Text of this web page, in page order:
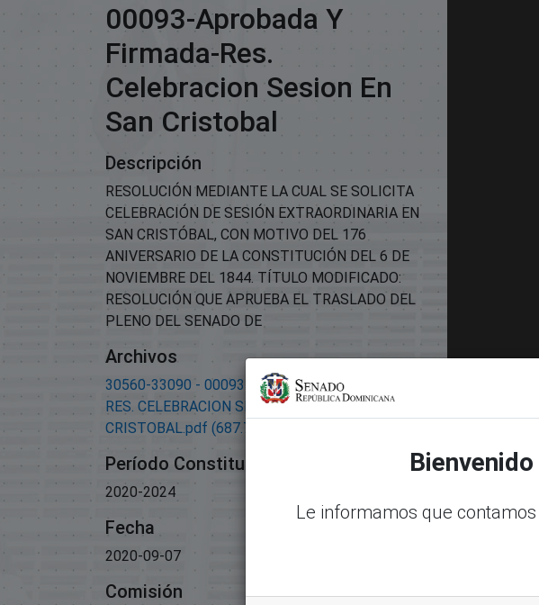
00093-Aprobada Y
Firmada-Res.
Celebracion Sesion En
San Cristobal
Descripción
RESOLUCIÓN MEDIANTE LA CUAL SE SOLICITA
CELEBRACIÓN DE SESIÓN EXTRAORDINARIA EN
SAN CRISTÓBAL, CON MOTIVO DEL 176
ANIVERSARIO DE LA CONSTITUCIÓN DEL 6 DE
NOVIEMBRE DEL 1844. TÍTULO MODIFICADO:
RESOLUCIÓN QUE APRUEBA EL TRASLADO DEL
PLENO DEL SENADO DE
Archivos
30560-33090 - 00093-APROBADA Y FIRMADA-
RES. CELEBRACION SESION EN SAN
CRISTOBAL.pdf (687.71 KB)
Período Constitucional
2020-2024
Fecha
2020-09-07
Comisión
Le informamos que